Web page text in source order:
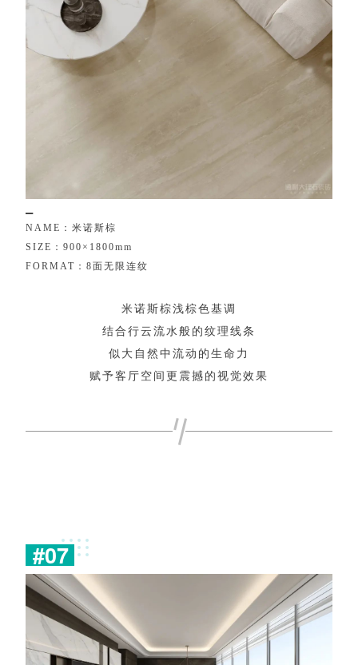
N A M E ： 米诺斯棕
S I ZE ： 900 × 1 800mm
FOR M AT ： 8面无限 连纹
米诺斯棕浅棕色基调
结合 行云 流水 般 的 纹理 线条
似 大 自 然 中 流动 的 生 命 力
赋予客 厅 空 间 更 震撼 的 视觉效 果
#07